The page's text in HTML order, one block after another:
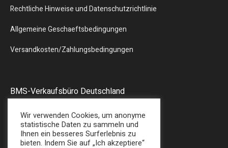
Rechtliche Hinweise und Datenschutzrichtlinie
Allgemeine Geschaeftsbedingungen
Versandkosten/Zahlungsbedingungen
BMS-Verkaufsbüro Deutschland
57580 – GEBHARDSHAIN
Tel : + 49 (0) 2747/7487
Wir verwenden Cookies, um anonyme
statistische Daten zu sammeln und
Ihnen ein besseres Surferlebnis zu
bieten. Indem Sie auf „Ich akzeptiere“